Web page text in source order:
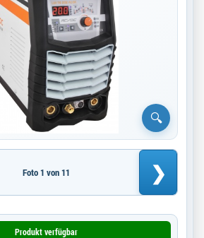
Foto 1 von 11 ❯
Produkt verfügbar